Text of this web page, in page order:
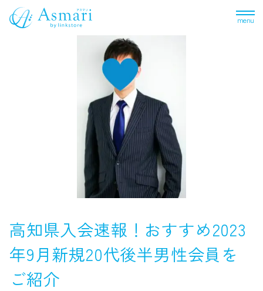
menu
高知県入会速報！おすすめ2023
年9月新規20代後半男性会員を
ご紹介